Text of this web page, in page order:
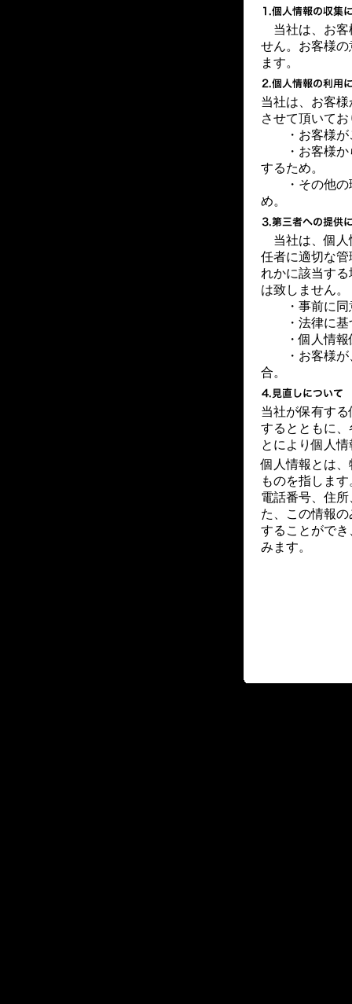
当社は、お客
せん。お客様
ます。
当社は、お客
させて頂いて
・お客様
・お客様から
するため。
・その他の理
め。
当社は、個人
任者に適切な
れかに該当す
は致しません。
・事前に
・法律に基
・個人情報保
・お客様が、
合。
当社が保有す
するとともに
とにより個人
個人情報とは
ものを指しま
電話番号、住
た、この情報
することがで
みます。